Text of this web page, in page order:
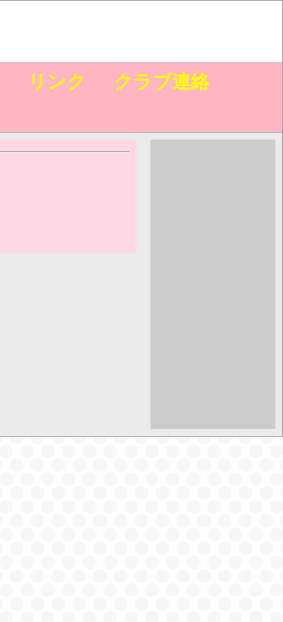
リンク
クラブ連絡